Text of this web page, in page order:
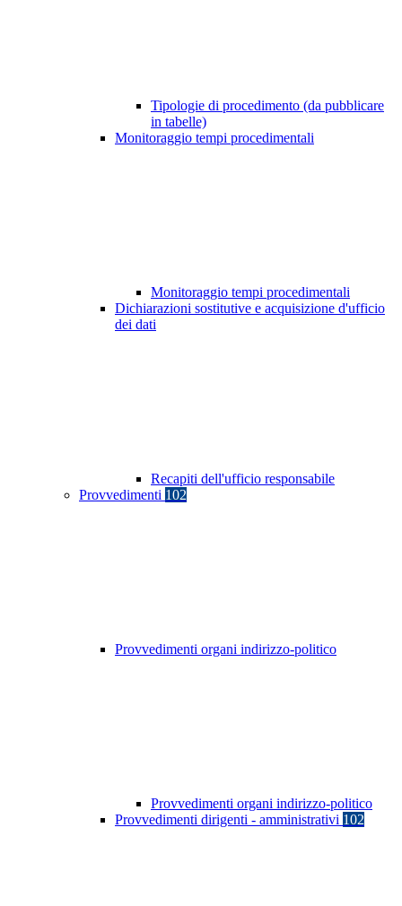
Tipologie di procedimento (da pubblicare
in tabelle)
Monitoraggio tempi procedimentali
Monitoraggio tempi procedimentali
Dichiarazioni sostitutive e acquisizione d'ufficio
dei dati
Recapiti dell'ufficio responsabile
Provvedimenti 102
Provvedimenti organi indirizzo-politico
Provvedimenti organi indirizzo-politico
Provvedimenti dirigenti - amministrativi 102